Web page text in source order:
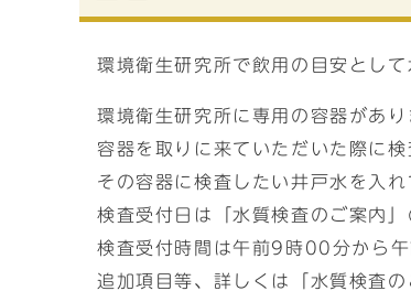
環境衛生研究所で飲用の目安とし
環境衛生研究所に専用の容器があり
容器を取りに来ていただいた際に
その容器に検査したい井戸水を入
検査受付日は「水質検査のご案内
検査受付時間は午前9時00分から
追加項目等、詳しくは「水質検査